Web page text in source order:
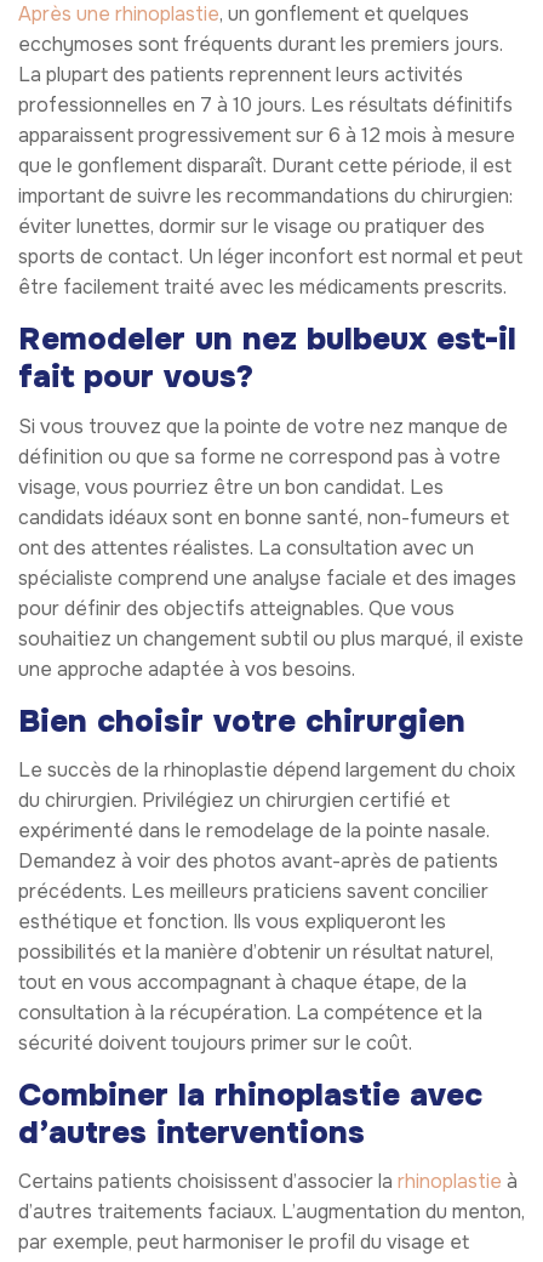
Après une rhinoplastie, un gonflement et quelques
ecchymoses sont fréquents durant les premiers jours.
La plupart des patients reprennent leurs activités
professionnelles en 7 à 10 jours. Les résultats définitifs
apparaissent progressivement sur 6 à 12 mois à mesure
que le gonflement disparaît. Durant cette période, il est
important de suivre les recommandations du chirurgien:
éviter lunettes, dormir sur le visage ou pratiquer des
sports de contact. Un léger inconfort est normal et peut
être facilement traité avec les médicaments prescrits.
Remodeler un nez bulbeux est-il
fait pour vous?
Si vous trouvez que la pointe de votre nez manque de
définition ou que sa forme ne correspond pas à votre
visage, vous pourriez être un bon candidat. Les
candidats idéaux sont en bonne santé, non-fumeurs et
ont des attentes réalistes. La consultation avec un
spécialiste comprend une analyse faciale et des images
pour définir des objectifs atteignables. Que vous
souhaitiez un changement subtil ou plus marqué, il existe
une approche adaptée à vos besoins.
Bien choisir votre chirurgien
Le succès de la rhinoplastie dépend largement du choix
du chirurgien. Privilégiez un chirurgien certifié et
expérimenté dans le remodelage de la pointe nasale.
Demandez à voir des photos avant-après de patients
précédents. Les meilleurs praticiens savent concilier
esthétique et fonction. Ils vous expliqueront les
possibilités et la manière d’obtenir un résultat naturel,
tout en vous accompagnant à chaque étape, de la
consultation à la récupération. La compétence et la
sécurité doivent toujours primer sur le coût.
Combiner la rhinoplastie avec
d’autres interventions
Certains patients choisissent d’associer la rhinoplastie à
d’autres traitements faciaux. L’augmentation du menton,
par exemple, peut harmoniser le profil du visage et